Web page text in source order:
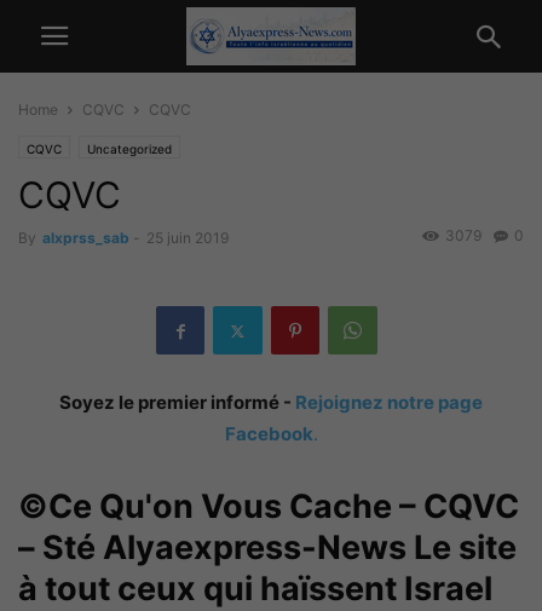
Home CQVC CQVC
CQVC Uncategorized
CQVC
By alxprss_sab - 25 juin 2019 0
3079
Soyez le premier informé - Rejoignez notre page
Facebook.
©Ce Qu'on Vous Cache – CQVC
– Sté Alyaexpress-News Le site
à tout ceux qui haïssent Israel